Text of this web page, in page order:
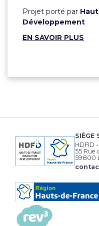
Projet porté par
Développement
EN SAVOIR PLUS
SIÈGE
HDFID
55 Rue
59800